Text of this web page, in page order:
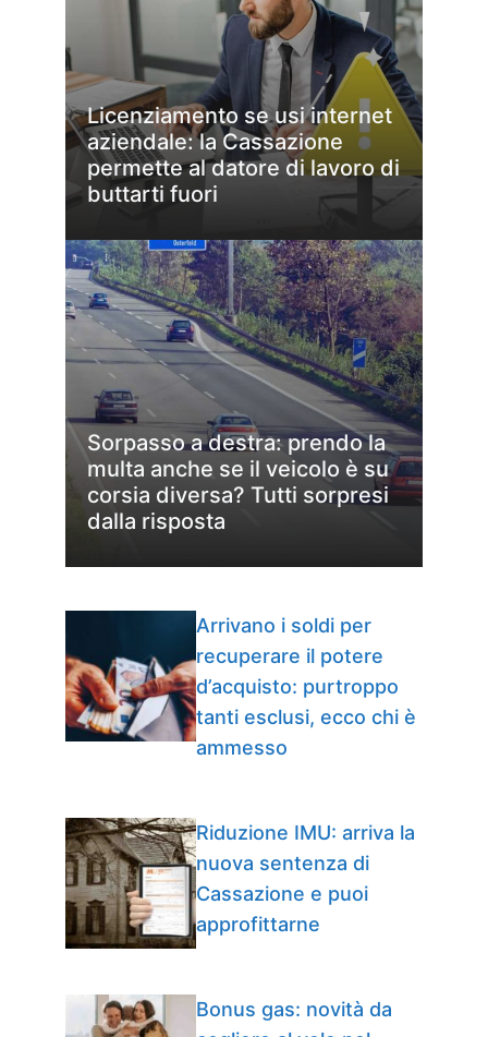
Licenziamento se usi internet
aziendale: la Cassazione
permette al datore di lavoro di
buttarti fuori
Sorpasso a destra: prendo la
multa anche se il veicolo è su
corsia diversa? Tutti sorpresi
dalla risposta
Arrivano i soldi per
recuperare il potere
d’acquisto: purtroppo
tanti esclusi, ecco chi è
ammesso
Riduzione IMU: arriva la
nuova sentenza di
Cassazione e puoi
approfittarne
Bonus gas: novità da